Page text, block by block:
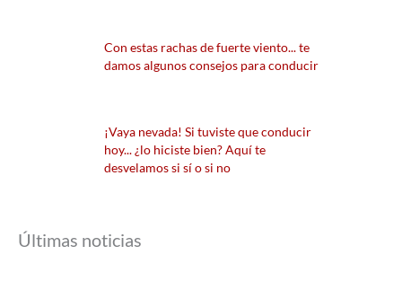
Con estas rachas de fuerte viento... te
damos algunos consejos para conducir
¡Vaya nevada! Si tuviste que conducir
hoy... ¿lo hiciste bien? Aquí te
desvelamos si sí o si no
Últimas noticias